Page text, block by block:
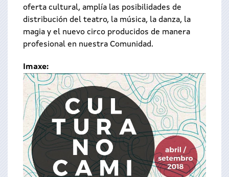
oferta cultural, amplía las posibilidades de
distribución del teatro, la música, la danza, la
magia y el nuevo circo producidos de manera
profesional en nuestra Comunidad.
Imaxe: